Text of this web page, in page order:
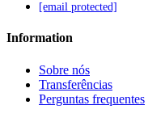
[email protected]
Information
Sobre nós
Transferências
Perguntas frequentes